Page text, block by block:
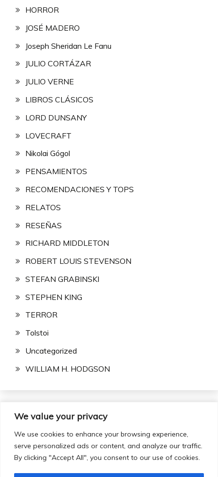
We value your privacy
We use cookies to enhance your browsing experience,
serve personalized ads or content, and analyze our traffic.
By clicking "Accept All", you consent to our use of cookies.
HORROR
JOSÉ MADERO
Joseph Sheridan Le Fanu
JULIO CORTÁZAR
JULIO VERNE
LIBROS CLÁSICOS
LORD DUNSANY
LOVECRAFT
Nikolai Gógol
PENSAMIENTOS
RECOMENDACIONES Y TOPS
RELATOS
RESEÑAS
RICHARD MIDDLETON
ROBERT LOUIS STEVENSON
STEFAN GRABINSKI
STEPHEN KING
TERROR
Tolstoi
Uncategorized
WILLIAM H. HODGSON
Buscar: